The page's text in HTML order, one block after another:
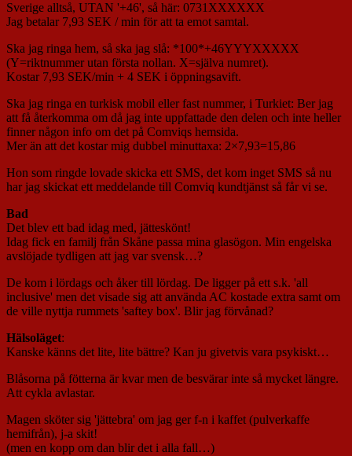
Sverige alltså, UTAN '+46', så här: 0731XXXXXX
Jag betalar 7,93 SEK / min för att ta emot samtal.
Ska jag ringa hem, så ska jag slå: *100*+46YYYXXXXX
(Y=riktnummer utan första nollan. X=själva numret).
Kostar 7,93 SEK/min + 4 SEK i öppningsavift.
Ska jag ringa en turkisk mobil eller fast nummer, i Turkiet: Ber jag
att få återkomma om då jag inte uppfattade den delen och inte heller
finner någon info om det på Comviqs hemsida.
Mer än att det kostar mig dubbel minuttaxa: 2×7,93=15,86
Hon som ringde lovade skicka ett SMS, det kom inget SMS så nu
har jag skickat ett meddelande till Comviq kundtjänst så får vi se.
Bad
Det blev ett bad idag med, jätteskönt!
Idag fick en familj från Skåne passa mina glasögon. Min engelska
avslöjade tydligen att jag var svensk…?
De kom i lördags och åker till lördag. De ligger på ett s.k. 'all
inclusive' men det visade sig att använda AC kostade extra samt om
de ville nyttja rummets 'saftey box'. Blir jag förvånad?
Hälsoläget:
Kanske känns det lite, lite bättre? Kan ju givetvis vara psykiskt…
Blåsorna på fötterna är kvar men de besvärar inte så mycket längre.
Att cykla avlastar.
Magen sköter sig 'jättebra' om jag ger f-n i kaffet (pulverkaffe
hemifrån), j-a skit!
(men en kopp om dan blir det i alla fall…)